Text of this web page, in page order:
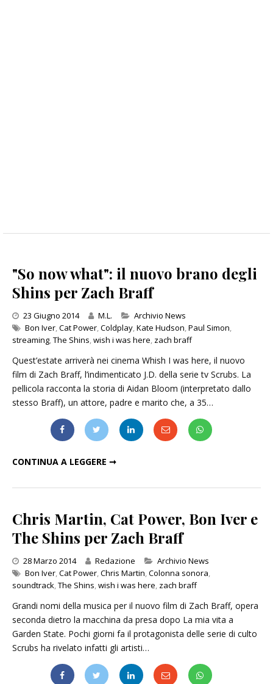
"So now what": il nuovo brano degli
Shins per Zach Braff
23 Giugno 2014 M.L. Categories
Archivio News
Bon Iver,Cat Power,Coldplay,Kate Hudson,Paul Simon,
streaming,The Shins,wish i was here, zach braff
Quest’estate arriverà nei cinema Whish I was here, il nuovo
film di Zach Braff, l’indimenticato J.D. della serie tv Scrubs. La
pellicola racconta la storia di Aidan Bloom (interpretato dallo
stesso Braff), un attore, padre e marito che, a 35…
CONTINUA A LEGGERE ➞
Chris Martin, Cat Power, Bon Iver e
The Shins per Zach Braff
28 Marzo 2014 Redazione Categories
Archivio News
Bon Iver,Cat Power,Chris Martin,Colonna sonora,
soundtrack,The Shins,wish i was here, zach braff
Grandi nomi della musica per il nuovo film di Zach Braff, opera
seconda dietro la macchina da presa dopo La mia vita a
Garden State. Pochi giorni fa il protagonista delle serie di culto
Scrubs ha rivelato infatti gli artisti…